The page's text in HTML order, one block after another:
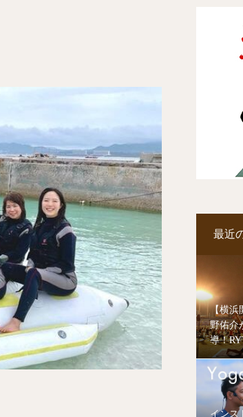
最近
【横浜
野佑介
導！
指導者
座、8
します
インス